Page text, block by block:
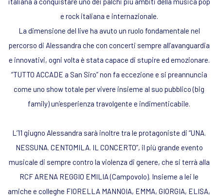
e rock italiana e internazionale.
La dimensione del live ha avuto un ruolo fondamentale nel
percorso di Alessandra che con concerti sempre all’avanguardia
e innovativi, ogni volta è stata capace di stupire ed emozionare.
“TUTTO ACCADE a San Siro” non fa eccezione e si preannuncia
come uno show totale per vivere insieme al suo pubblico (big
family) un’esperienza travolgente e indimenticabile.
L’11 giugno Alessandra sarà inoltre tra le protagoniste di “UNA.
NESSUNA. CENTOMILA. IL CONCERTO”, il più grande evento
musicale di sempre contro la violenza di genere, che si terrà alla
RCF ARENA REGGIO EMILIA (Campovolo). Insieme a lei le
amiche e colleghe FIORELLA MANNOIA, EMMA, GIORGIA, ELISA,